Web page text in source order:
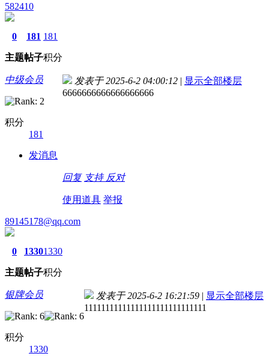
582410
0
主题
181
帖子
181
积分
中级会员
积分
181
发消息
发表于 2025-6-2 04:00:12 | 显示全部楼层
6666666666666666666
回复 支持 反对
使用道具 举报
89145178@qq.com
0
主题
1330
帖子
1330
积分
银牌会员
积分
1330
发表于 2025-6-2 16:21:59 | 显示全部楼层
11111111111111111111111111111